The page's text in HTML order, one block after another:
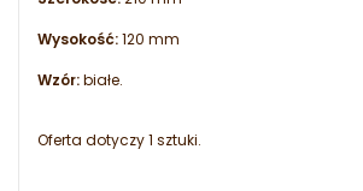
Wysokość:120 mm
Wzór:białe.
Oferta dotyczy 1 sztuki.